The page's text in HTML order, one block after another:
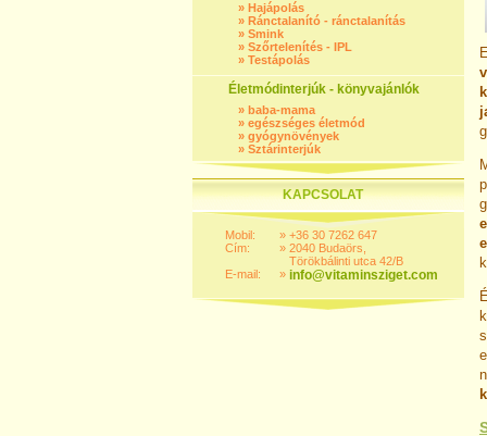
» Hajápolás
» Ránctalanító - ránctalanítás
» Smink
» Szőrtelenítés - IPL
» Testápolás
Életmódinterjúk - könyvajánlók
» baba-mama
» egészséges életmód
» gyógynövények
» Sztárinterjúk
KAPCSOLAT
Mobil:
Cím:
E-mail:
»
»
»
+36 30 7262 647
2040 Budaörs,
Törökbálinti utca 42/B
info@vitaminsziget.com